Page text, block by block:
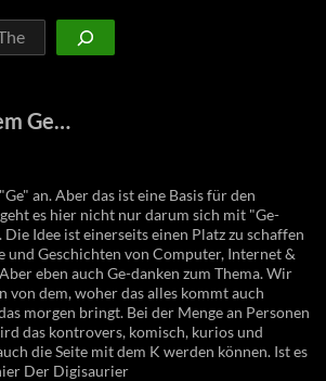
Ge…
an. Aber das ist eine Basis für den
es hier nicht nur darum sich mit "Ge-
Idee ist einerseits einen Platz zu schaffen
und Geschichten von Computer, Internet &
eben auch Ge-danken zum Thema. Wir
von dem, woher das alles kommt auch
morgen bringt. Bei der Menge an Personen
das kontrovers, komisch, kurios und
die Seite mit dem K werden können. Ist es
Der Digisaurier